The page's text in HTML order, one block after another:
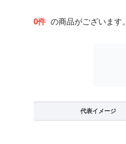
0件 の商品がございます。
代表イメージ